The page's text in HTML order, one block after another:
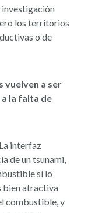
investigación
los territorios
o de
vuelven a ser
la falta de
interfaz
de un tsunami,
sí lo
bien atractiva
combustible, y